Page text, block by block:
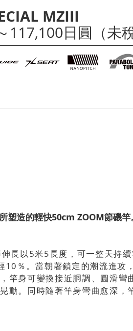
MZIII
117,100日圓（未
塑造的輕快50cm ZOOM節磯竿
長以5米5長度，可一整天持
％。當朝著鎖定的潮流進攻
竿身可變換接近胴調、圓滑
動。同時隨著竿身彎曲愈深